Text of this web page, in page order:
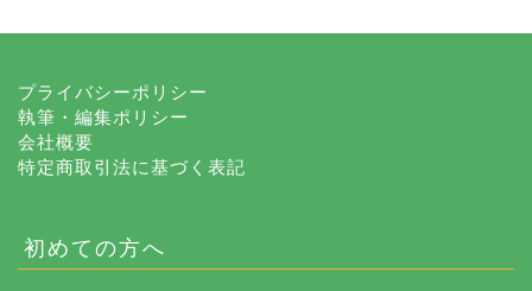
プライバシーポリシー
執筆・編集ポリシー
会社概要
特定商取引法に基づく表記
初めての方へ